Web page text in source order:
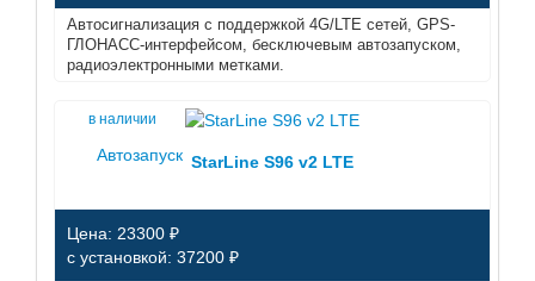
Автосигнализация с поддержкой 4G/LTE сетей, GPS-
ГЛОНАСС-интерфейсом, бесключевым автозапуском,
радиоэлектронными метками.
в наличии
Автозапуск StarLine S96 v2 LTE
Цена: 23300 ₽
с установкой: 37200 ₽